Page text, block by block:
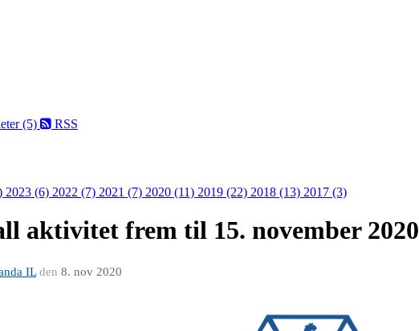
(5) RSS
2023 (6) 2022 (7) 2021 (7) 2020 (11) 2019 (22) 2018 (13) 2017 (3)
aktivitet frem til 15. november 2020
ILden 8. nov 2020